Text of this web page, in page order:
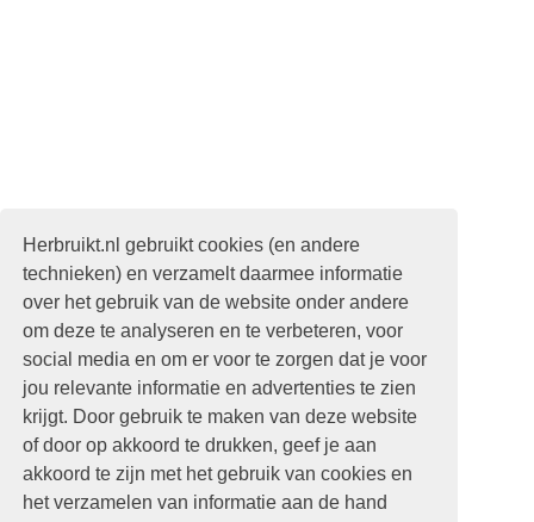
Herbruikt.nl gebruikt cookies (en andere
technieken) en verzamelt daarmee informatie
over het gebruik van de website onder andere
om deze te analyseren en te verbeteren, voor
social media en om er voor te zorgen dat je voor
jou relevante informatie en advertenties te zien
krijgt. Door gebruik te maken van deze website
of door op akkoord te drukken, geef je aan
akkoord te zijn met het gebruik van cookies en
het verzamelen van informatie aan de hand